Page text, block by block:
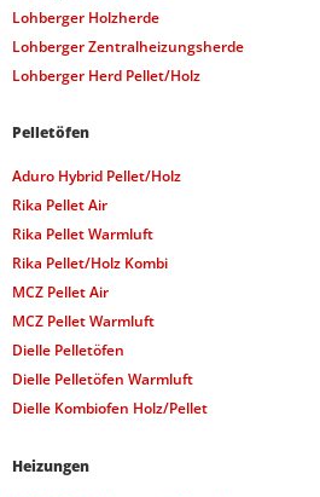
Lohberger Holzherde
Lohberger Zentralheizungsherde
Lohberger Herd Pellet/Holz
Pelletöfen
Aduro Hybrid Pellet/Holz
Rika Pellet Air
Rika Pellet Warmluft
Rika Pellet/Holz Kombi
MCZ Pellet Air
MCZ Pellet Warmluft
Dielle Pelletöfen
Dielle Pelletöfen Warmluft
Dielle Kombiofen Holz/Pellet
Heizungen